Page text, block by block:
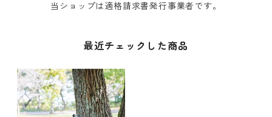
当ショップは適格請求書発行事業者です。
最近チェックした商品